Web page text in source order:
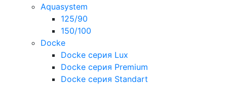
Aquasystem
125/90
150/100
Docke
Docke серия Lux
Docke серия Premium
Docke серия Standart